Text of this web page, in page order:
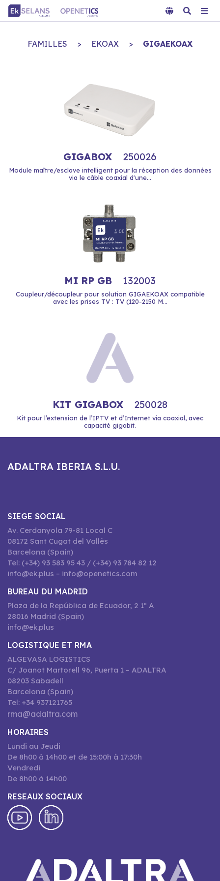
FAMILLES > EKOAX > GIGAEKOAX
GIGABOX 250026
Module maître/esclave intelligent pour la réception des données
via le câble coaxial d'une...
MI RP GB 132003
Coupleur/découpleur pour solution GIGAEKOAX compatible
avec les prises TV : TV (120-2150 M...
KIT GIGABOX 250028
Kit pour l’extension de l’IPTV et d’Internet via coaxial, avec
capacité gigabit.
ADALTRA IBERIA S.L.U.
SIEGE SOCIAL
Av. Cerdanyola 79-81 Local C
08172 Sant Cugat del Vallès
Barcelona (Spain)
Tel: (+34) 93 583 95 43 / (+34) 93 784 82 12
info@ek.plus – info@openetics.com
BUREAU DU MADRID
Plaza de la República de Ecuador, 2 1º A
28016 Madrid (Spain)
info@ek.plus
LOGISTIQUE ET RMA
ALGEVASA LOGISTICS
C/ Joanot Martorell 96, Puerta 1 – ADALTRA
08203 Sabadell
Barcelona (Spain)
Tel: +34 937121765
rma@adaltra.com
HORAIRES
Lundi au Jeudi
De 8h00 à 14h00 et de 15:00h à 17:30h
Vendredi
De 8h00 à 14h00
RESEAUX SOCIAUX